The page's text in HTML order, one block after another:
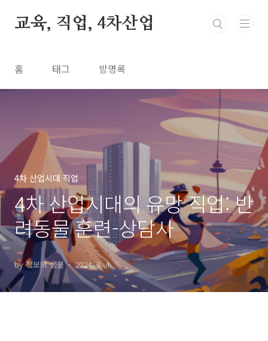
교육, 직업, 4차산업
홈 태그 방명록
4차 산업시대 직업
4차 산업시대의 유망 직업: 반
려동물 훈련-상담사
by 정보의 샘물 2024. 3. 4.